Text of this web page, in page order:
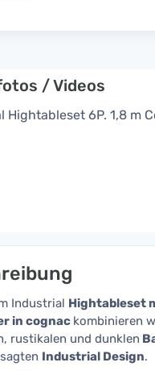
/ Videos
Industrial Hightableset
in cognac kombinieren
rustikalen und dunklen
Industrial Design.